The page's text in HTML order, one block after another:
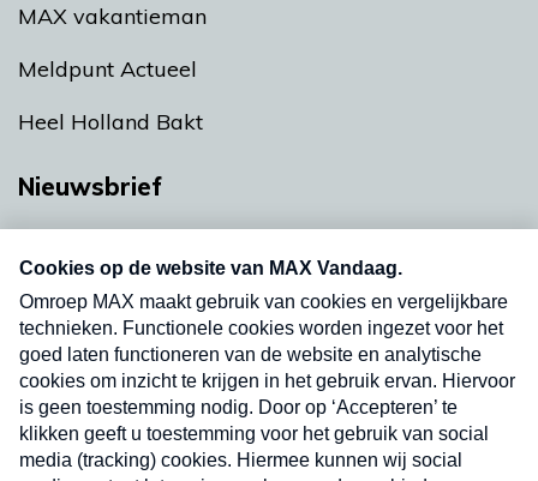
MAX vakantieman
Meldpunt Actueel
Heel Holland Bakt
Nieuwsbrief
nieuwsbrief. Elke vrijdag- en dinsdagochtend in
uw mailbox.
Verzend